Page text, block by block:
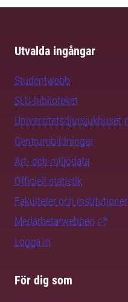
Utvalda ingångar
Studentwebb
SLU-biblioteket
Universitetsdjursjukhuset
Centrumbildningar
Art- och miljödata
Officiell statistik
Fakulteter och institutioner
Medarbetarwebben
Logga in
För dig som